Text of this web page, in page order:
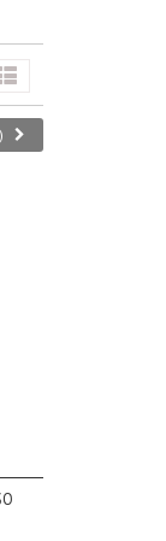
)